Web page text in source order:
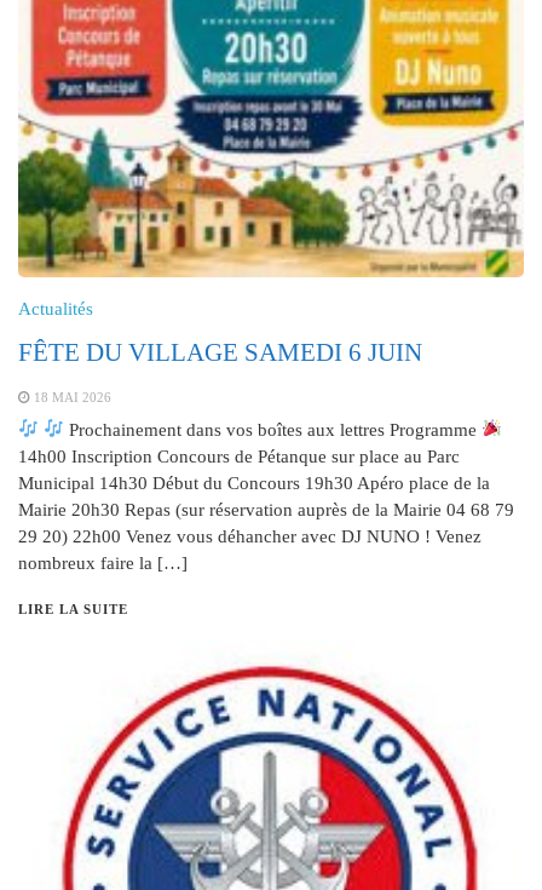
Actualités
FÊTE DU VILLAGE SAMEDI 6 JUIN
18 MAI 2026
Prochainement dans vos boîtes aux lettres Programme
14h00 Inscription Concours de Pétanque sur place au Parc
Municipal 14h30 Début du Concours 19h30 Apéro place de la
Mairie 20h30 Repas (sur réservation auprès de la Mairie 04 68 79
29 20) 22h00 Venez vous déhancher avec DJ NUNO ! Venez
nombreux faire la […]
LIRE LA SUITE